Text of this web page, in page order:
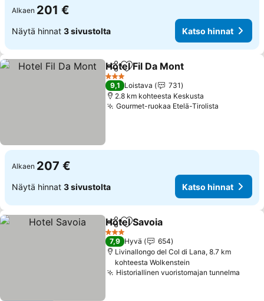
Alkaen 201 €
Näytä hinnat 3 sivustolta Katso hinnat
Jaa Lisää suosikkeihin
Hotel Fil Da Mont
3 Tähtiluokitus
9,1 Loistava
731
2.8 km kohteesta Keskusta
Gourmet-ruokaa Etelä-Tirolista
Alkaen 207 €
Näytä hinnat 3 sivustolta Katso hinnat
Jaa Lisää suosikkeihin
Hotel Savoia
3 Tähtiluokitus
7,9 Hyvä
654
Livinallongo del Col di Lana, 8.7 km
kohteesta Wolkenstein
Historiallinen vuoristomajan tunnelma